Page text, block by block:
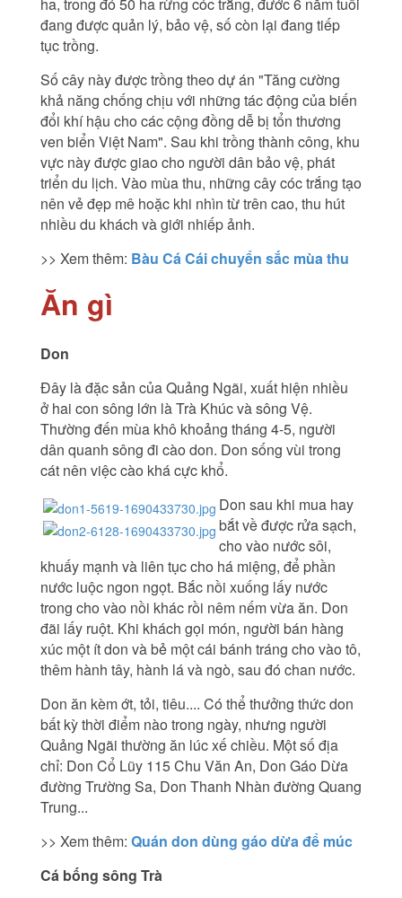
đang được quản lý, bảo vệ, số còn lại đang tiếp
tục trồng.
Số cây này được trồng theo dự án "Tăng cường
khả năng chống chịu với những tác động của biến
đổi khí hậu cho các cộng đồng dễ bị tổn thương
ven biển Việt Nam". Sau khi trồng thành công, khu
vực này được giao cho người dân bảo vệ, phát
triển du lịch. Vào mùa thu, những cây cóc trắng tạo
nên vẻ đẹp mê hoặc khi nhìn từ trên cao, thu hút
nhiều du khách và giới nhiếp ảnh.
>> Xem thêm: Bàu Cá Cái chuyển sắc mùa thu
Ăn gì
Don
Đây là đặc sản của Quảng Ngãi, xuất hiện nhiều
ở hai con sông lớn là Trà Khúc và sông Vệ.
Thường đến mùa khô khoảng tháng 4-5, người
dân quanh sông đi cào don. Don sống vùi trong
cát nên việc cào khá cực khổ.
Don sau khi mua hay
bắt về được rửa sạch,
cho vào nước sôi,
khuấy mạnh và liên tục cho há miệng, để phần
nước luộc ngon ngọt. Bắc nồi xuống lấy nước
trong cho vào nồi khác rồi nêm nếm vừa ăn. Don
đãi lấy ruột. Khi khách gọi món, người bán hàng
xúc một ít don và bẻ một cái bánh tráng cho vào tô,
thêm hành tây, hành lá và ngò, sau đó chan nước.
Don ăn kèm ớt, tỏi, tiêu.... Có thể thưởng thức don
bất kỳ thời điểm nào trong ngày, nhưng người
Quảng Ngãi thường ăn lúc xế chiều. Một số địa
chỉ: Don Cổ Lũy 115 Chu Văn An, Don Gáo Dừa
đường Trường Sa, Don Thanh Nhàn đường Quang
Trung...
>> Xem thêm: Quán don dùng gáo dừa để múc
Cá bống sông Trà